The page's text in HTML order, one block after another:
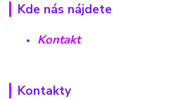
Kde nás nájdete
Kontakt
Kontakty